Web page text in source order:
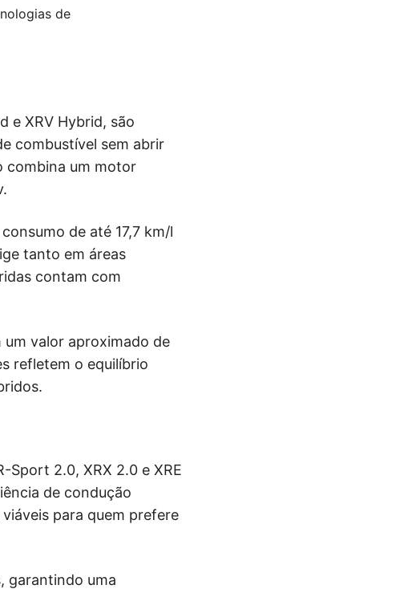
de
e XRV Hybrid, são
combustível sem abrir
combina um motor
de até 17,7 km/l
tanto em áreas
contam com
valor aproximado de
refletem o equilíbrio
Sport 2.0, XRX 2.0 e XRE
de condução
para quem prefere
garantindo uma